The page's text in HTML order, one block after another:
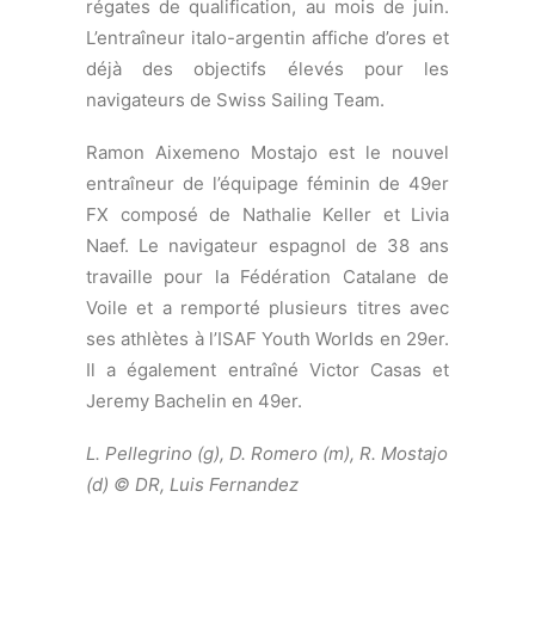
ses athlètes à l’ISAF Youth Worlds en 29er.
Il a également entraîné Victor Casas et
Jeremy Bachelin en 49er.
(d) © DR, Luis Fernandez
MAXIME
BACHELIN ET
PHILIPPE PITTET